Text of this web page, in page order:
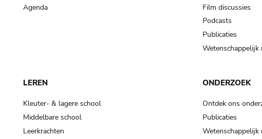
Agenda
Film discussies
Podcasts
Publicaties
Wetenschappelijk
LEREN
Kleuter- & lagere school
Middelbare school
Leerkrachten
ONDERZOEK
Ontdek ons
Publicaties
Wetenschappelijk